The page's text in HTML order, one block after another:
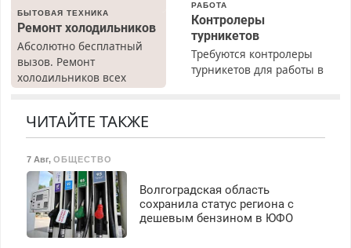
БЫТОВАЯ ТЕХНИКА
Ремонт холодильников
Абсолютно бесплатный
вызов. Ремонт
холодильников всех
гарантией. Все р-ны.
Срочно. Без выходных.
Пенсионерам – скидки до
40%. Мастер со стажем.
РАБОТА
Контролеры
турникетов
Требуются контролеры
турникетов для работы в
Ежемесячно
выплачивается денежная
премия. Возможно
ЧИТАЙТЕ ТАКЖЕ
7 Авг, ОБЩЕСТВО
Волгоградская область
сохранила статус региона с
дешевым бензином в ЮФО